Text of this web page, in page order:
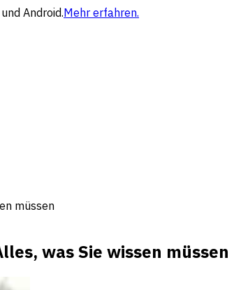
Android.Mehr erfahren.
müssen
was Sie wissen müssen